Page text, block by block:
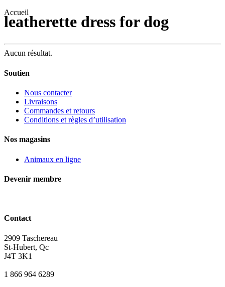
Accueil
leatherette dress for dog
Aucun résultat.
Soutien
Nous contacter
Livraisons
Commandes et retours
Conditions et règles d’utilisation
Nos magasins
Animaux en ligne
Devenir membre
Contact
2909 Taschereau
St-Hubert, Qc
J4T 3K1
1 866 964 6289